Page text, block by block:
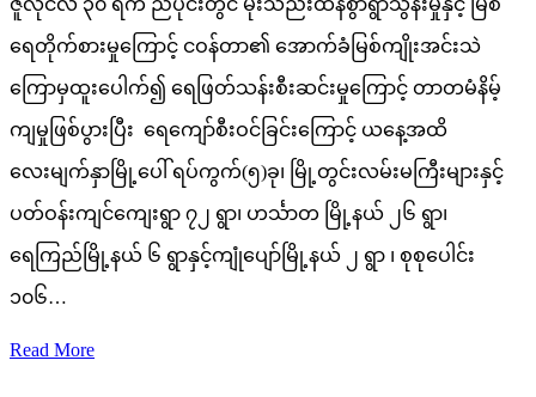
ဇူလိုင်လ ၃၀ ရက် ညပိုင်းတွင် မိုးသည်းထန်စွာရွာသွန်းမှုနှင့် မြစ်
ရေတိုက်စားမှုကြောင့် ငဝန်တာ၏ အောက်ခံမြစ်ကျိုးအင်းသဲ
ကြောမှထူးပေါက်၍ ရေဖြတ်သန်းစီးဆင်းမှုကြောင့် တာတမံနိမ့်
ကျမှုဖြစ်ပွားပြီး ရေကျော်စီးဝင်ခြင်းကြောင့် ယနေ့အထိ
လေးမျက်နှာမြို့ပေါ် ရပ်ကွက်(၅)ခု၊ မြို့တွင်းလမ်းမကြီးများနှင့်
ပတ်ဝန်းကျင်ကျေးရွာ ၇၂ ရွာ၊ ဟင်္သာတ မြို့နယ် ၂၆ ရွာ၊
ရေကြည်မြို့နယ် ၆ ရွာနှင့်ကျုံပျော်မြို့နယ် ၂ ရွာ ၊ စုစုပေါင်း
၁၀၆…
Read More